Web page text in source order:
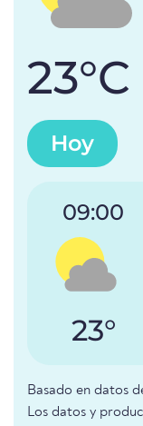
23°C
Hoy
09:00
23°
Basado en datos
Los datos y